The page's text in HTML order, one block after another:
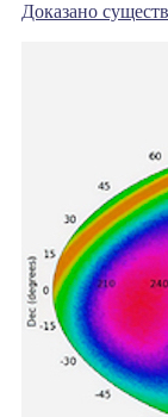
Доказано